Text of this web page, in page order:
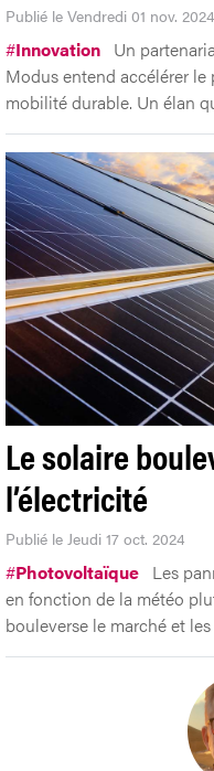
Publié le Vendredi 01 nov. 2024
#Innovation Un
Modus entend accélérer le
mobilité durable. Un élan
Le solaire
l’électricité
Publié le Jeudi 17 oct. 2024
#Photovoltaïque Les
en fonction de la météo
bouleverse le marché et